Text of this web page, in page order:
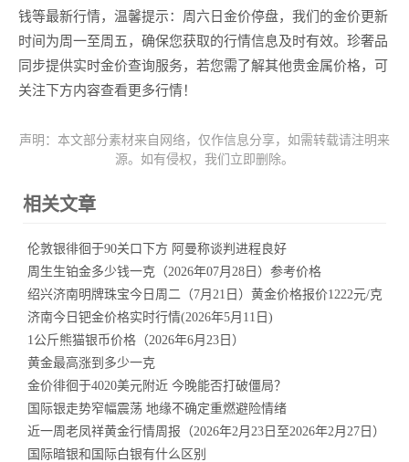
钱等最新行情，温馨提示：周六日金价停盘，我们的金价更新
时间为周一至周五，确保您获取的行情信息及时有效。珍奢品
同步提供实时金价查询服务，若您需了解其他贵金属价格，可
关注下方内容查看更多行情！
声明：本文部分素材来自网络，仅作信息分享，如需转载请注明来
源。如有侵权，我们立即删除。
相关文章
伦敦银徘徊于90关口下方 阿曼称谈判进程良好
周生生铂金多少钱一克（2026年07月28日）参考价格
绍兴济南明牌珠宝今日周二（7月21日）黄金价格报价1222元/克
济南今日钯金价格实时行情(2026年5月11日)
1公斤熊猫银币价格（2026年6月23日）
黄金最高涨到多少一克
金价徘徊于4020美元附近 今晚能否打破僵局？
国际银走势窄幅震荡 地缘不确定重燃避险情绪
近一周老凤祥黄金行情周报（2026年2月23日至2026年2月27日）
国际暗银和国际白银有什么区别